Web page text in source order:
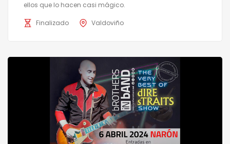
ellos que lo hacen casi mágico.
Finalizado Valdoviño